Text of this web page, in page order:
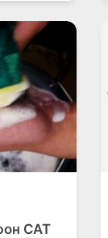
[…]
CAT